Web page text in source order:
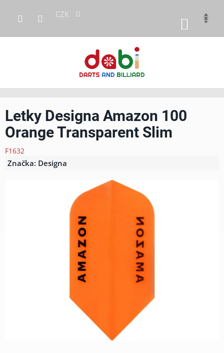
obsah
CZK
KOŠÍK
Letky Designa Amazon 100
Orange Transparent Slim
F1632
Značka: Designa